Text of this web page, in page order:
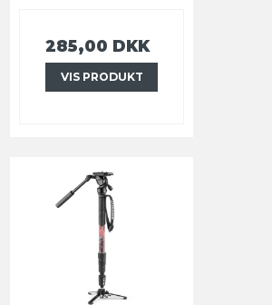
285,00 DKK
VIS PRODUKT